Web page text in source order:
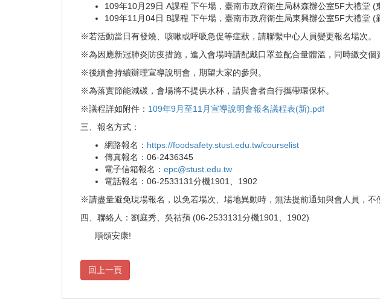
109年10月29日 A課程 下午場，臺南市政府衛生局林森辦公室5F大禮堂 (
109年11月04日 B課程 下午場，臺南市政府衛生局東興辦公室5F大禮堂 (
※若活動當日有發燒、咳嗽或呼吸急促等症狀，請聯繫中心人員變更報名場次。
※為因應新冠肺炎防疫措施，進入會場時請配戴口罩並配合量體溫，同時繳交個
※後續會持續辦理宣導說明會，期望大家的參與。
※為落實節能減碳，會場將不提供水杯，請與會者自行攜帶環保杯。
※議程詳如附件： 109年9月至11月宣導說明會報名議程表(新).pdf
三、報名方式：
網路報名： https://foodsafety.stust.edu.tw/courselist
傳真報名：06-2436345
電子信箱報名： epc@stust.edu.tw
電話報名：06-2533131分機1901、1902
※請盡量避免現場報名，以免若場次、場地異動時，無法提前通知與會人員，不
四、聯絡人：劉庭秀、吳祜蕷 (06-2533131分機1901、1902)
順頌安康!